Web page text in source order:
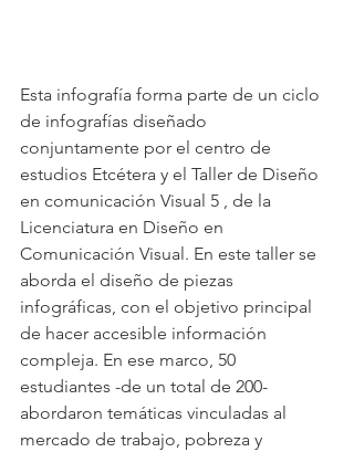
Esta infografía forma parte de un ciclo
de infografías diseñado
conjuntamente por el centro de
estudios Etcétera y el Taller de Diseño
en comunicación Visual 5 , de la
Licenciatura en Diseño en
Comunicación Visual. En este taller se
aborda el diseño de piezas
infográficas, con el objetivo principal
de hacer accesible información
compleja. En ese marco, 50
estudiantes -de un total de 200-
abordaron temáticas vinculadas al
mercado de trabajo, pobreza y